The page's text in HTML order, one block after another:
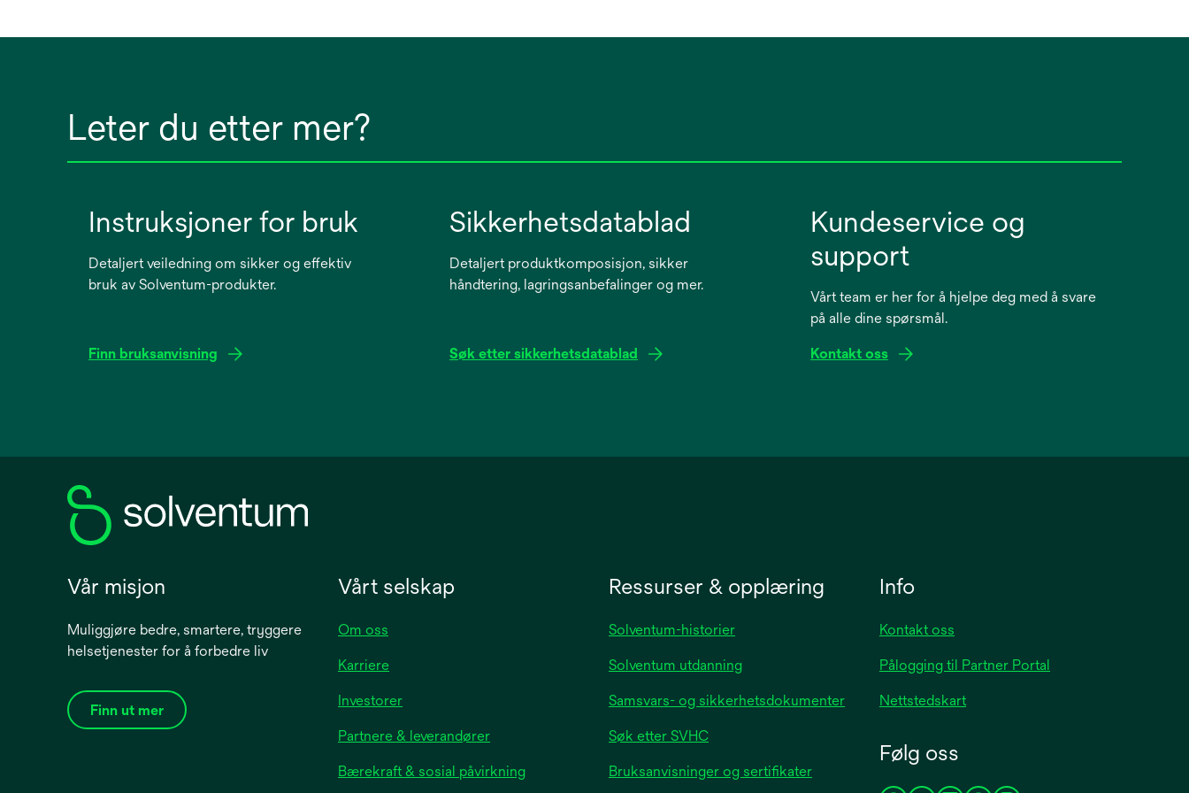
Leter du etter mer?
Instruksjoner for bruk
Detaljert veiledning om sikker og effektiv
bruk av Solventum-produkter.
Finn bruksanvisning
new
Sikkerhetsdatablad
Detaljert produktkomposisjon, sikker
håndtering, lagringsanbefalinger og mer.
Søk etter sikkerhetsdatablad
new
Kundeservice og
support
Vårt team er her for å hjelpe deg med å svare
på alle dine spørsmål.
Kontakt oss
Vår misjon
Muliggjøre bedre, smartere, tryggere
helsetjenester for å forbedre liv
Finn ut mer
Vårt selskap
Om oss
Karriere
Investoreropens
a
new
Partnere & leverandører
Bærekraft & sosial påvirkning
Ressurser & opplæring
Solventum-historier
Solventum utdanning
Samsvars- og sikkerhetsdokumenter
Søk etter SVHC
Bruksanvisninger og sertifikater
Info
Kontakt oss
Pålogging til Partner Portal
Nettstedskart
Følg oss